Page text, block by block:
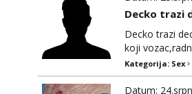
Decko trazi
Decko trazi
koji
Kategorija: Sex
Datum: